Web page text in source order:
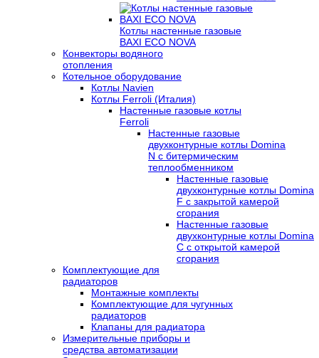
Котлы настенные газовые
BAXI ECO NOVA
Конвекторы водяного
отопления
Котельное оборудование
Котлы Navien
Котлы Ferroli (Италия)
Настенные газовые котлы
Ferroli
Настенные газовые
двухконтурные котлы Domina
N с битермическим
теплообменником
Настенные газовые
двухконтурные котлы Domina
F с закрытой камерой
сгорания
Настенные газовые
двухконтурные котлы Domina
C с открытой камерой
сгорания
Комплектующие для
радиаторов
Монтажные комплекты
Комплектующие для чугунных
радиаторов
Клапаны для радиатора
Измерительные приборы и
средства автоматизации